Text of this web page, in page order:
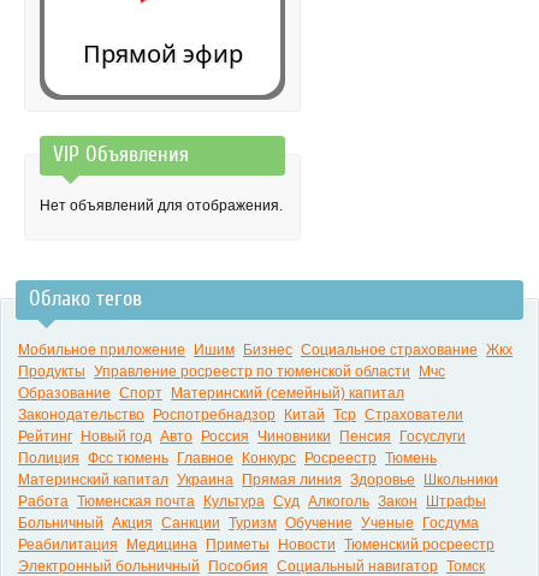
0:00
Прямой эфир
VIP Объявления
Нет объявлений для отображения.
Облако тегов
Мобильное приложение Ишим Бизнес Социальное страхование Жкх
Продукты Управление росреестр по тюменской области
Мчс
Образование Спорт
Материнский (семейный) капитал
Законодательство
Роспотребнадзор Китай Тср Страхователи
Рейтинг
Новый год Авто Россия Чиновники Пенсия
Госуслуги
Полиция Фсс тюмень Главное Конкурс Росреестр Тюмень
Материнский капитал Украина Прямая линия Здоровье
Школьники
Работа Тюменская почта Культура Суд Алкоголь Закон
Штрафы
Больничный Акция Санкции Туризм Обучение Ученые
Госдума
Реабилитация
Медицина Приметы Новости Тюменский росреестр
Электронный больничный
Пособия Социальный навигатор Томск